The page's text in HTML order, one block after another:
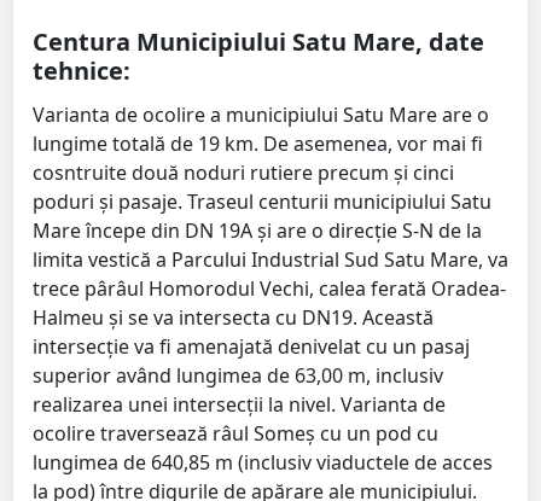
Centura Municipiului Satu Mare, date
tehnice:
Varianta de ocolire a municipiului Satu Mare are o
lungime totală de 19 km. De asemenea, vor mai fi
cosntruite două noduri rutiere precum și cinci
poduri și pasaje. Traseul centurii municipiului Satu
Mare începe din DN 19A și are o direcție S-N de la
limita vestică a Parcului Industrial Sud Satu Mare, va
trece pârâul Homorodul Vechi, calea ferată Oradea-
Halmeu și se va intersecta cu DN19. Această
intersecţie va fi amenajată denivelat cu un pasaj
superior având lungimea de 63,00 m, inclusiv
realizarea unei intersecţii la nivel. Varianta de
ocolire traversează râul Someş cu un pod cu
lungimea de 640,85 m (inclusiv viaductele de acces
la pod) între digurile de apărare ale municipiului.